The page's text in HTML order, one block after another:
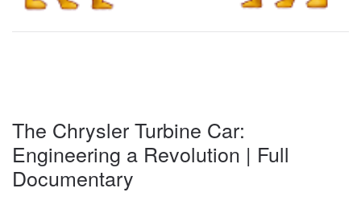
The Chrysler Turbine Car:
Engineering a Revolution | Full
Documentary